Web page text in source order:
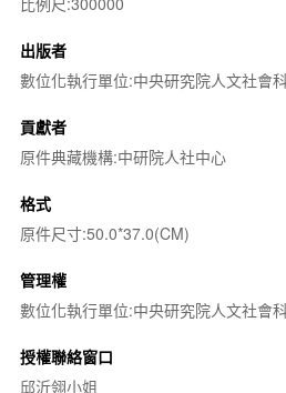
出版者
數位化執行單位:中央研究院人文社會
貢獻者
原件典藏機構:中研院人社中心
格式
原件尺寸:50.0*37.0(CM)
管理權
數位化執行單位:中央研究院人文社會
授權聯絡窗口
邱沂翎小姐